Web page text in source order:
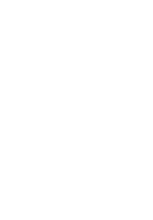
poslovanja